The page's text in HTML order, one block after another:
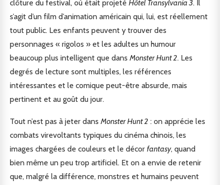
clôture du festival, où était projeté Hôtel Transylvania 3. Il
s’agit d’un film d’animation américain qui, lui, est réellement
tout public. Les enfants peuvent y trouver des
personnages « rigolos » et les adultes un humour
beaucoup plus intelligent que dans Monster Hunt 2. Les
degrés de lecture sont multiples, les références
intéressantes et le comique peut-être absurde, mais
pertinent et au goût du jour.
Tout n’est pas à jeter dans Monster Hunt 2 : on apprécie les
combats virevoltants typiques du cinéma chinois, les
images chargées de couleurs et le décor fantasy, quand
bien même un peu trop artificiel. Et on a envie de retenir
que, malgré la différence, monstres et humains peuvent